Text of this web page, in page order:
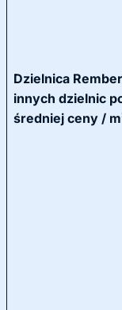
Dzielnica
innych dzielnic
średniej ceny /